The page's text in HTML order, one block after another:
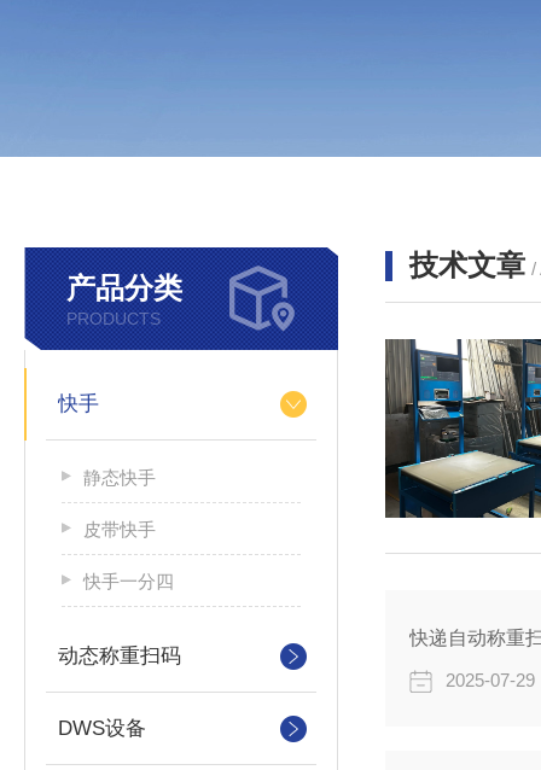
产品分类
PRODUCTS
快手
静态快手
皮带快手
快手一分四
动态称重扫码
DWS设备
技术文章 /
快递自动称重
2025-07-29